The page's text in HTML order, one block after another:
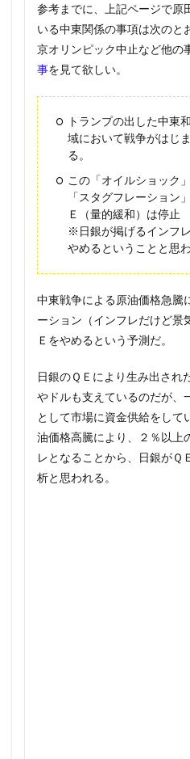
参考までに、上記ページで原
いる中東関係の事項は次のと
京オリンピック中止など他の
事を見て欲しい。
トランプの出した中東
域において戦争がはじ
る。
この「オイルショック
「スタグフレーション
Ｅ（量的緩和）は停止
※日銀が掲げるインフ
やめるということと思わ
中東戦争による原油価格急騰
ーション（インフレだけど景
Ｅをやめるという予測だ。
日銀のＱＥにより生み出され
やドルも支えているのだが、
として市場に資金供給をして
油価格高騰により、２％以上
レとなることから、日銀がＱ
析と思われる。